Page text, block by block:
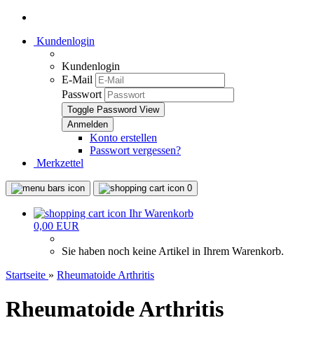
Kundenlogin
Kundenlogin
E-Mail
Passwort
Toggle Password View
Konto erstellen
Passwort vergessen?
Merkzettel
0
Ihr Warenkorb
0,00 EUR
Sie haben noch keine Artikel in Ihrem Warenkorb.
Startseite » Rheumatoide Arthritis
Rheumatoide Arthritis